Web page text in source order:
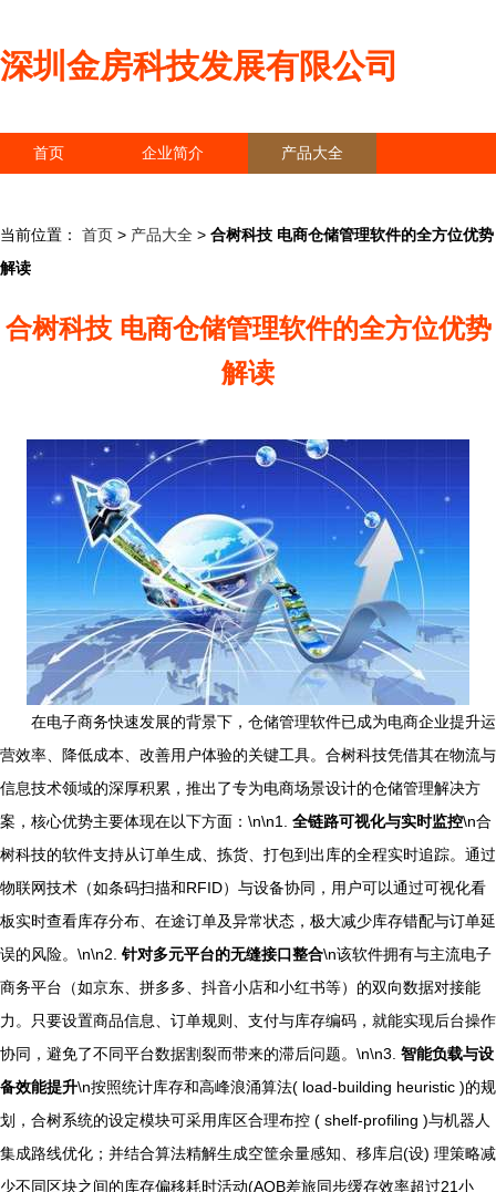
深圳金房科技发展有限公司
首页 企业简介 产品大全
当前位置： 首页 > 产品大全 > 合树科技 电商仓储管理软件的全方位优势
解读
合树科技 电商仓储管理软件的全方位优势
解读
在电子商务快速发展的背景下，仓储管理软件已成为电商企业提升运
营效率、降低成本、改善用户体验的关键工具。合树科技凭借其在物流与
信息技术领域的深厚积累，推出了专为电商场景设计的仓储管理解决方
案，核心优势主要体现在以下方面：\n\n1. 全链路可视化与实时监控\n合
树科技的软件支持从订单生成、拣货、打包到出库的全程实时追踪。通过
物联网技术（如条码扫描和RFID）与设备协同，用户可以通过可视化看
板实时查看库存分布、在途订单及异常状态，极大减少库存错配与订单延
误的风险。\n\n2. 针对多元平台的无缝接口整合\n该软件拥有与主流电子
商务平台（如京东、拼多多、抖音小店和小红书等）的双向数据对接能
力。只要设置商品信息、订单规则、支付与库存编码，就能实现后台操作
协同，避免了不同平台数据割裂而带来的滞后问题。\n\n3. 智能负载与设
备效能提升\n按照统计库存和高峰浪涌算法( load-building heuristic )的规
划，合树系统的设定模块可采用库区合理布控 ( shelf-profiling )与机器人
集成路线优化；并结合算法精解生成空筐余量感知、移库启(设) 理策略减
少不同区块之间的库存偏移耗时活动(AOB差旅同步缓存效率超过21小